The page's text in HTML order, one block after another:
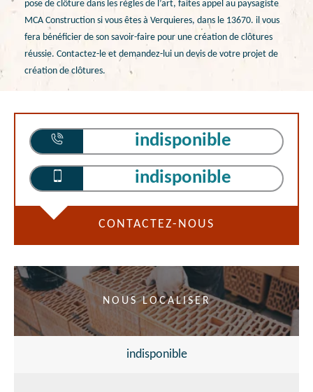
pose de clôture dans les règles de l’art, faites appel au paysagiste
MCA Construction si vous êtes à Verquieres, dans le 13670. il vous
fera bénéficier de son savoir-faire pour une création de clôtures
réussie. Contactez-le et demandez-lui un devis de votre projet de
création de clôtures.
indisponible
indisponible
CONTACTEZ-NOUS
NOUS LOCALISER
indisponible